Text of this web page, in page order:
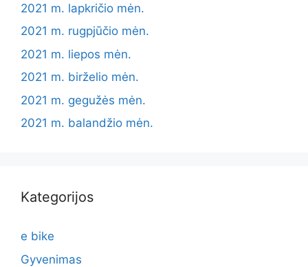
2021 m. lapkričio mėn.
2021 m. rugpjūčio mėn.
2021 m. liepos mėn.
2021 m. birželio mėn.
2021 m. gegužės mėn.
2021 m. balandžio mėn.
Kategorijos
e bike
Gyvenimas